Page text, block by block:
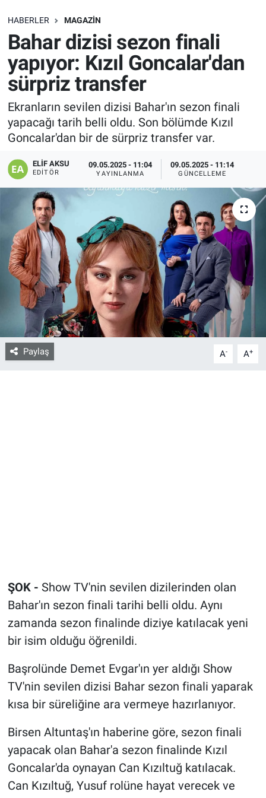
HABERLER MAGAZIN
Bahar dizisi sezon finali
yapıyor: Kızıl Goncalar'dan
sürpriz transfer
Ekranların sevilen dizisi Bahar'ın sezon finali
yapacağı tarih belli oldu. Son bölümde Kızıl
Goncalar'dan bir de sürpriz transfer var.
ELIF AKSU
EDITÖR
09.05.2025 - 11:04
YAYINLANMA
09.05.2025 - 11:14
GÜNCELLEME
Paylaş A- A+
ŞOK - Show TV'nin sevilen dizilerinden olan
Bahar'ın sezon finali tarihi belli oldu. Aynı
zamanda sezon finalinde diziye katılacak yeni
bir isim olduğu öğrenildi.
Başrolünde Demet Evgar'ın yer aldığı Show
TV'nin sevilen dizisi Bahar sezon finali yaparak
kısa bir süreliğine ara vermeye hazırlanıyor.
Birsen Altuntaş'ın haberine göre, sezon finali
yapacak olan Bahar'a sezon finalinde Kızıl
Goncalar'da oynayan Can Kızıltuğ katılacak.
Can Kızıltuğ, Yusuf rolüne hayat verecek ve
SAĞLIK
EKONOMİ
EĞİTİM
ÖZEL HABER
Keşfet
ASTROLOJİ
MANŞET
RESMİ İLANLAR
İLAN
Bize ulaşın
İletişim/Künye
Yaşam